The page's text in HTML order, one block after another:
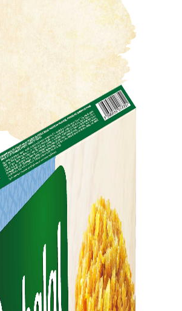
12 min. 10 min.